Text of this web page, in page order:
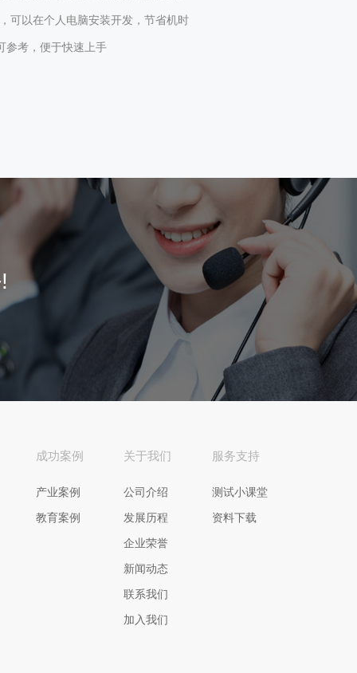
可以在个人电脑安装开发，节省机时
参考，便于快速上手
成功案例
产业案例
教育案例
关于我们
公司介绍
发展历程
企业荣誉
新闻动态
联系我们
加入我们
服务支持
测试小课堂
资料下载